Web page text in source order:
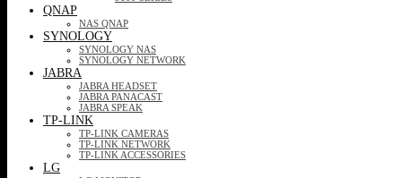
QNAP
NAS QNAP
SYNOLOGY
SYNOLOGY NAS
SYNOLOGY NETWORK
JABRA
JABRA HEADSET
JABRA PANACAST
JABRA SPEAK
TP-LINK
TP-LINK CAMERAS
TP-LINK NETWORK
TP-LINK ACCESSORIES
LG